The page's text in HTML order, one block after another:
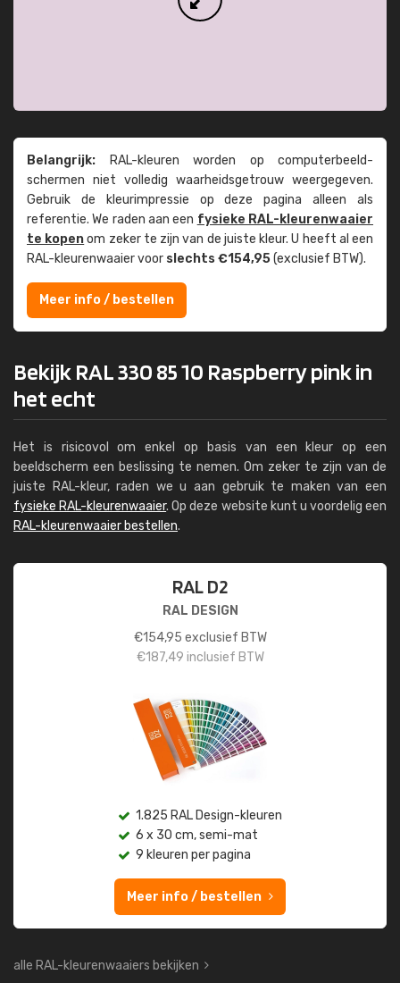
Belangrijk: RAL-kleuren worden op computer­beeld­
schermen niet volledig waarheids­­getrouw weer­gegeven.
Gebruik de kleur­impressie op deze pagina alleen als
referentie. We raden aan een fysieke RAL-kleuren­waaier
te kopenom zeker te zijn van de juiste kleur. U heeft al een
RAL-kleuren­waaier voor slechts €154,95(exclusief BTW).
Meer info / bestellen
Bekijk RAL 330 85 10 Raspberry pink in
het echt
Het is risicovol om enkel op basis van een kleur op een
beeldscherm een beslissing te nemen. Om zeker te zijn van de
juiste RAL-kleur, raden we u aan gebruik te maken van een
fysieke RAL-kleurenwaaier. Op deze website kunt u voordelig een
RAL-kleurenwaaier bestellen.
RAL D2
RAL DESIGN
€154,95 exclusief BTW
€187,49 inclusief BTW
1.825 RAL Design-kleuren
6 x 30 cm, semi-mat
9 kleuren per pagina
Meer info / bestellen
alle RAL-kleurenwaaiers bekijken